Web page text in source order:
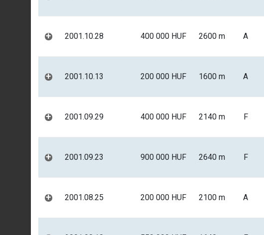
+ 2001.10.28 400 000 HUF 2600 m A
+ 2001.10.13 200 000 HUF 1600 m A
+ 2001.09.29 400 000 HUF 2140 m F
+ 2001.09.23 900 000 HUF 2640 m F
+ 2001.08.25 200 000 HUF 2100 m A